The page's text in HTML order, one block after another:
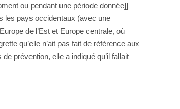
ou pendant une période donnée]]
les pays occidentaux (avec une
de l’Est et Europe centrale, où
qu’elle n’ait pas fait de référence aux
prévention, elle a indiqué qu’il fallait